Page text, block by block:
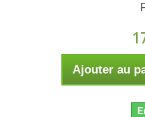
Ajouter au